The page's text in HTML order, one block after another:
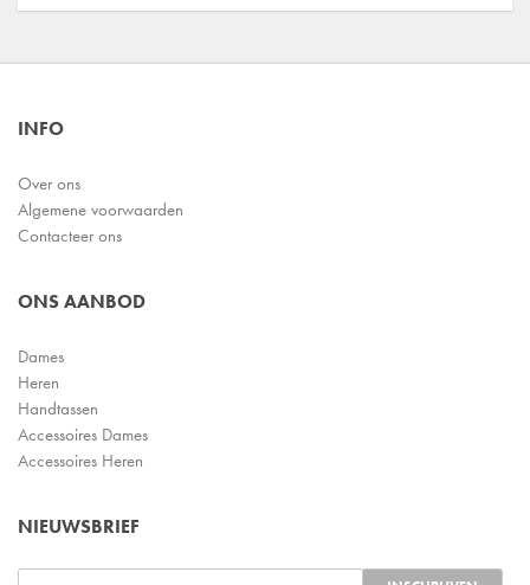
INFO
Over ons
Algemene voorwaarden
Contacteer ons
ONS AANBOD
Dames
Heren
Handtassen
Accessoires Dames
Accessoires Heren
NIEUWSBRIEF